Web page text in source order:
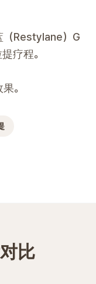
（Restylane）G
疗程。
。
比